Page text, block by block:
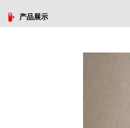
产品展示